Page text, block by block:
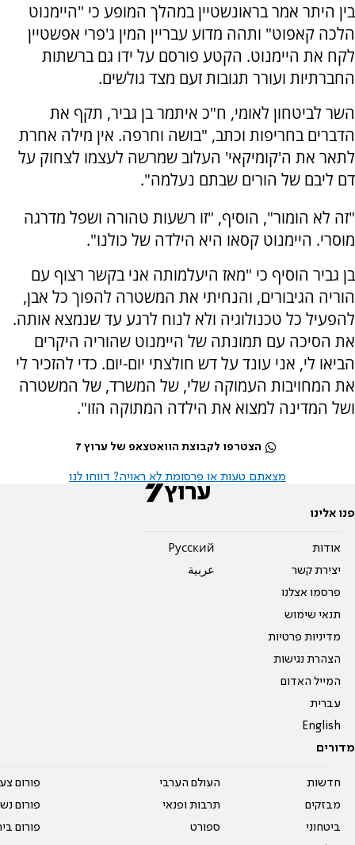
בין היתר אמר בראונשטיין במהלך המופע כי "היימנוט
הלכה קאפוט" ותהה מדוע עבריין המין ג'פרי אפשטיין
לקח את היימנוט. הקטע פורסם על ידו גם ברשתות
החברתיות ועורר תגובות זעם מצד גולשים.
השר לביטחון לאומי, ח"כ איתמר בן גביר, תקף את
הדברים בחריפות וכתב, "בושה וחרפה. אין מילה אחרת
לתאר את ה'קומיקאי' העלוב שמרשה לעצמו לצחוק על
דם ליבם של הורים שבתם נעלמה".
"זה לא הומור", הוסיף, "זו רשעות טהורה ושפל מדרגה
מוסרי. היימנוט קסאו היא הילדה של כולנו".
בן גביר הוסיף כי "מאז היעלמותה אני בקשר רצוף עם
הוריה הגיבורים, והנחיתי את המשטרה להפוך כל אבן,
להפעיל כל טכנולוגיה ולא לנוח לרגע עד שנמצא אותה.
את הסיכה עם תמונתה של היימנוט שהוריה היקרים
הביאו לי, אני עונד על דש חולצתי יום-יום. כדי להזכיר לי
את המחויבות העמוקה שלי, של המשרד, של המשטרה
ושל המדינה למצוא את הילדה המתוקה הזו".
הצטרפו לקבוצת הוואטצאפ של ערוץ 7
מצאתם טעות או פרסומת לא ראויה? דווחו לנו
פנו אלינו
אודות
יצירת קשר
פרסמו אצלנו
תנאי שימוש
מדיניות פרטיות
הצהרת נגישות
המייל האדום
עברית
English
Pусский
عربية
מדורים
חדשות
מבזקים
ביטחוני
העולם הערבי
תרבות ופנאי
ספורט
פורום
פורום
פורום